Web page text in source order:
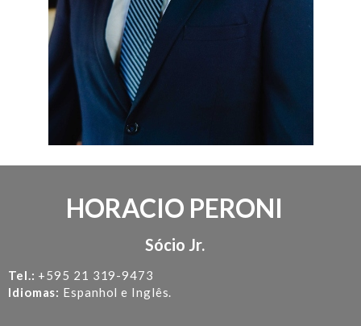
HORACIO PERONI
Sócio Jr.
Tel.: +595 21 319-9473
Idiomas: Espanhol e Inglês.